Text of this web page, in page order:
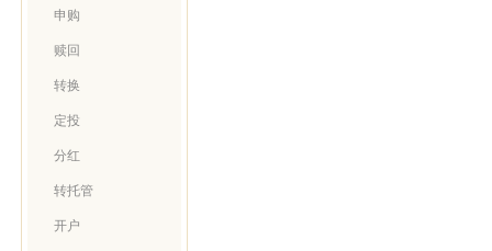
申购
赎回
转换
定投
分红
转托管
开户